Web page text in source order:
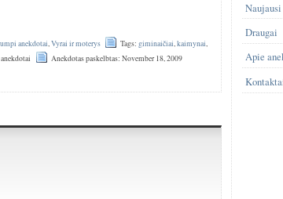
anekdotai,Vyrai ir moterys Tags:giminaičiai,kaimynai,
Anekdotas paskelbtas: November 18, 2009
Draugai
Apie